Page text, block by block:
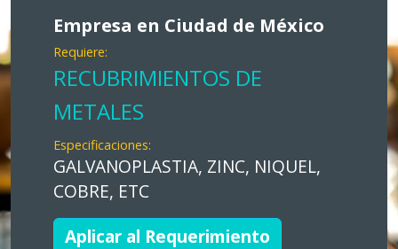
Empresa en Ciudad de México
Requiere:
RECUBRIMIENTOS DE
METALES
Especificaciones:
GALVANOPLASTIA, ZINC, NIQUEL,
COBRE, ETC
Aplicar al Requerimiento